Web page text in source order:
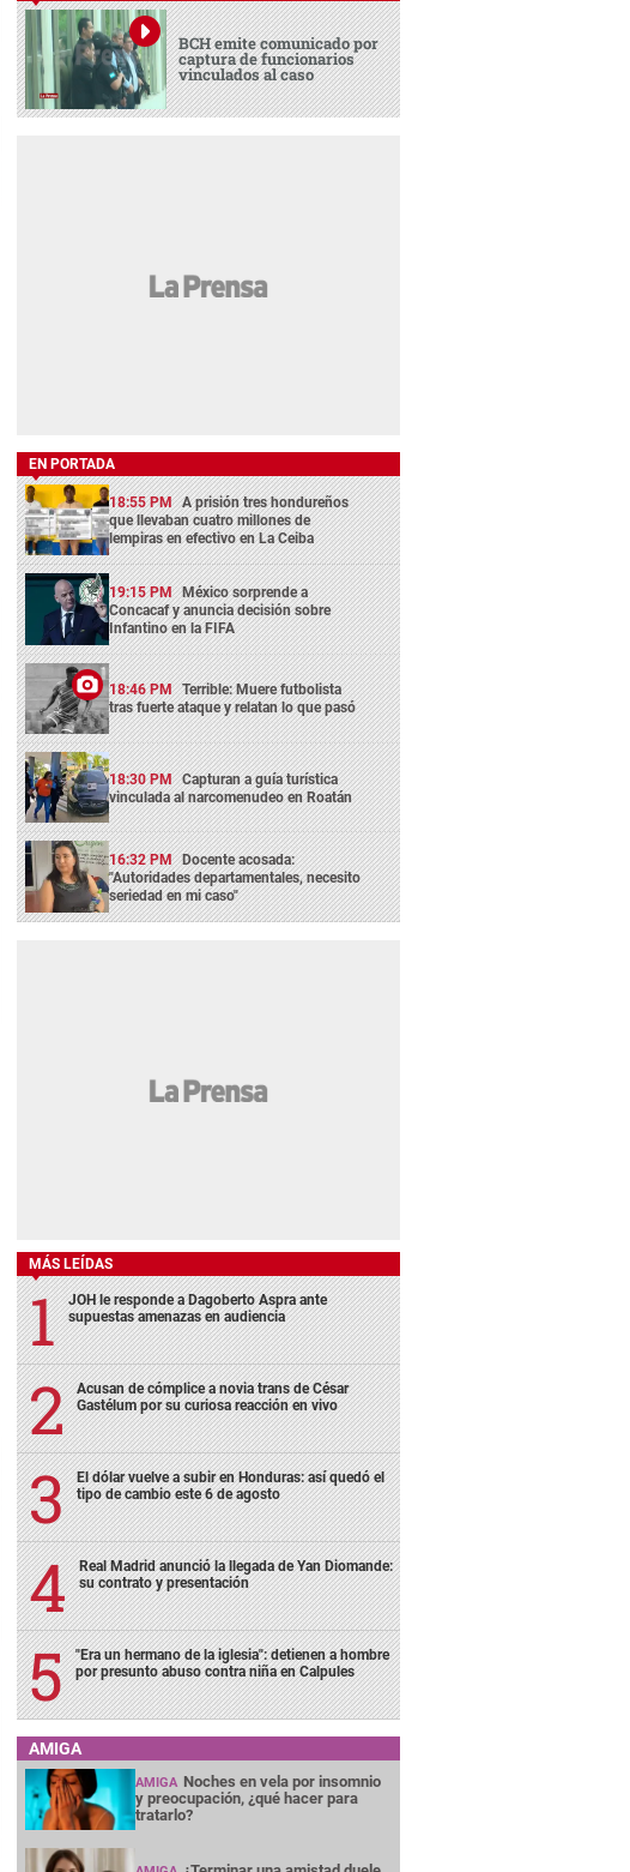
BCH emite comunicado por
captura de funcionarios
vinculados al caso
EN PORTADA
18:55 PM A prisión tres hondureños
que llevaban cuatro millones de
lempiras en efectivo en La Ceiba
19:15 PM México sorprende a
Concacaf y anuncia decisión sobre
Infantino en la FIFA
18:46 PM Terrible: Muere futbolista
tras fuerte ataque y relatan lo que pasó
18:30 PM Capturan a guía turística
vinculada al narcomenudeo en Roatán
16:32 PM Docente acosada:
"Autoridades departamentales, necesito
seriedad en mi caso"
MÁS LEÍDAS
JOH le responde a Dagoberto Aspra ante
supuestas amenazas en audiencia
Acusan de cómplice a novia trans de César
Gastélum por su curiosa reacción en vivo
El dólar vuelve a subir en Honduras: así quedó el
tipo de cambio este 6 de agosto
Real Madrid anunció la llegada de Yan Diomande:
su contrato y presentación
"Era un hermano de la iglesia": detienen a hombre
por presunto abuso contra niña en Calpules
AMIGA
AMIGA Noches en vela por insomnio
y preocupación, ¿qué hacer para
tratarlo?